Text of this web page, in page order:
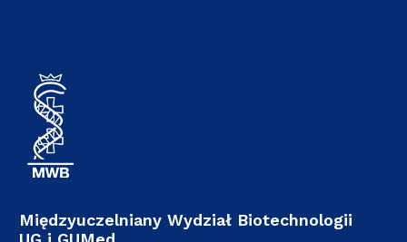
Międzyuczelniany Wydział Biotechnologii